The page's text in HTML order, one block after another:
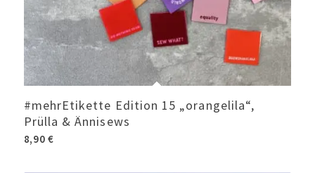
#mehrEtikette Edition 15 „orangelila“,
Prülla & Ännisews
8,90 €